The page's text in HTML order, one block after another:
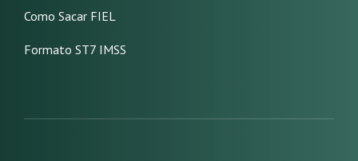
Como Sacar FIEL
Formato ST7 IMSS